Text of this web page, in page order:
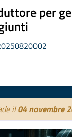
per
il04 novembre